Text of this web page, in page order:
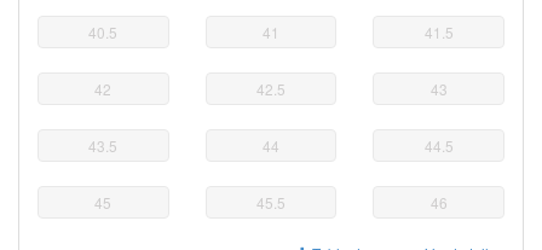
40.5 41 41.5
42 42.5 43
43.5 44 44.5
45 45.5 46